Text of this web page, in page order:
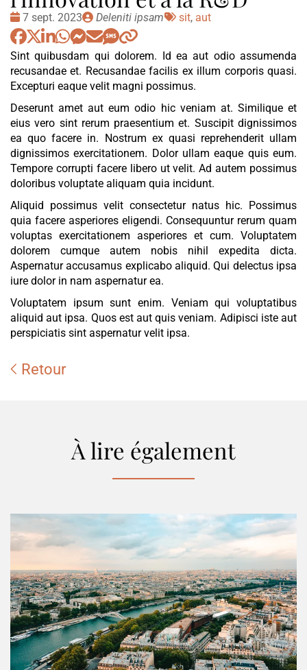
Date
:
7 sept. 2023
Publié
par
Deleniti ipsam
Tags
sit, aut
Sint quibusdam qui dolorem. Id ea aut odio assumenda
recusandae et. Recusandae facilis ex illum corporis quasi.
Excepturi eaque velit magni possimus.
Deserunt amet aut eum odio hic veniam at. Similique et
eius vero sint rerum praesentium et. Suscipit dignissimos
ea quo facere in. Nostrum ex quasi reprehenderit ullam
dignissimos exercitationem. Dolor ullam eaque quis eum.
Tempore corrupti facere libero ut velit. Ad autem possimus
doloribus voluptate aliquam quia incidunt.
Aliquid possimus velit consectetur natus hic. Possimus
quia facere asperiores eligendi. Consequuntur rerum quam
voluptas exercitationem asperiores et cum. Voluptatem
dolorem cumque autem nobis nihil expedita dicta.
Aspernatur accusamus explicabo aliquid. Qui delectus ipsa
iure dolor in nam aspernatur ea.
Voluptatem ipsum sunt enim. Veniam qui voluptatibus
aliquid aut ipsa. Quos est aut quis veniam. Adipisci iste aut
perspiciatis sint aspernatur velit ipsa.
Retour
À lire également